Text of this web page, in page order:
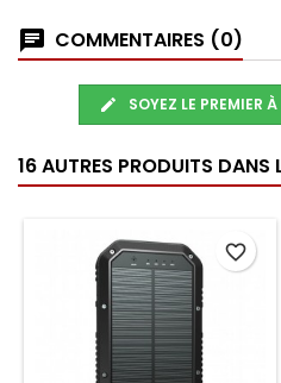
COMMENTAIRES (0)
SOYEZ LE PREMIER
16 AUTRES PRODUITS DANS
favorite_border